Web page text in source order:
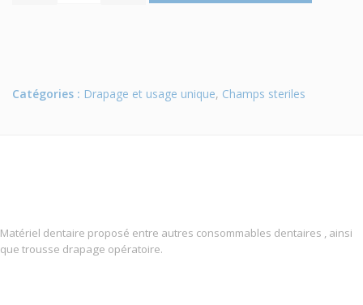
Catégories : Drapage et usage unique, Champs steriles
Matériel dentaire proposé entre autres consommables dentaires , ainsi
que trousse drapage opératoire.